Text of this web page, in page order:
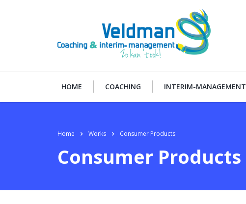
HOME COACHING INTERIM-MANAGEMENT
Home Works Consumer Products
Consumer Products